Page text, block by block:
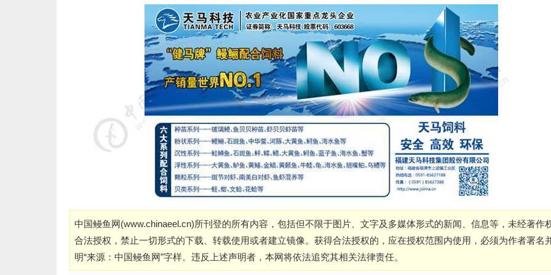
中国鳗鱼网(www.chinaeel.cn)所刊登的所有内容，包括但不限于图片、文字及多媒体形式的新闻、信息等，未经著作
合法授权，禁止一切形式的下载、转载使用或者建立镜像。获得合法授权的，应在授权范围内使用，必须为作者署名
明“来源：中国鳗鱼网”字样。违反上述声明者，本网将依法追究其相关法律责任。